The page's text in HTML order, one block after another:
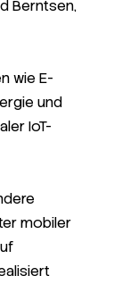
Berntsen,
wie E-
und
IoT-
mobiler